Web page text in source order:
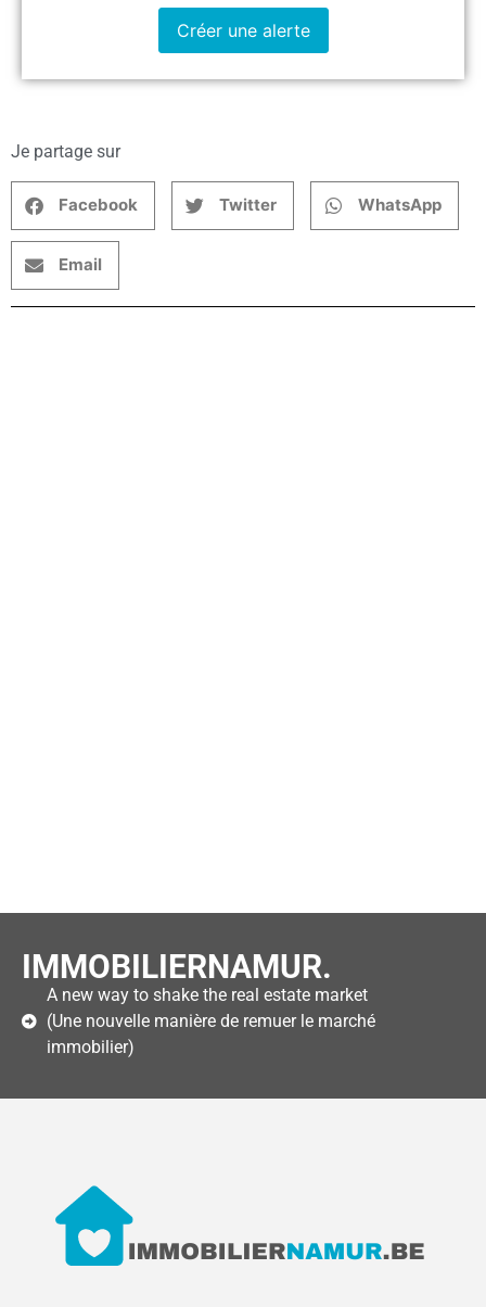
Créer une alerte
Je partage sur
Facebook Twitter WhatsApp
Email
IMMOBILIERNAMUR.
A new way to shake the real estate market
(Une nouvelle manière de remuer le marché
immobilier)